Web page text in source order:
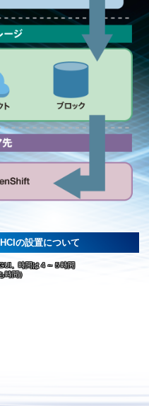
の設置について
、時間は４～５時間
時間）